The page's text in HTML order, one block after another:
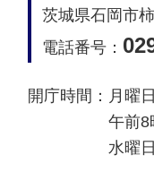
茨城県石岡市
電話番号：
開庁時間： 月曜
午前8
水曜